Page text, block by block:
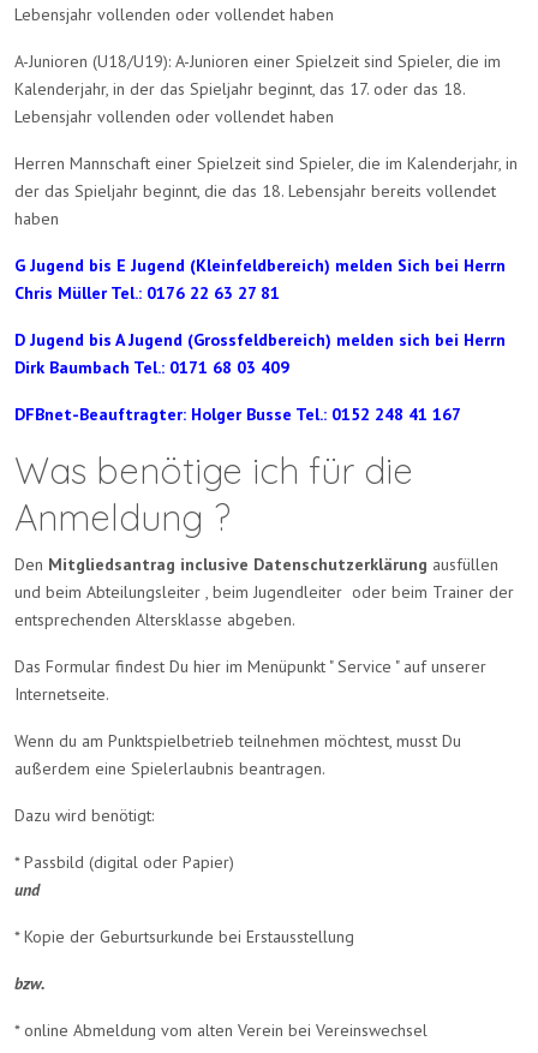
Lebensjahr vollenden oder vollendet haben
A-Junioren (U18/U19): A-Junioren einer Spielzeit sind Spieler, die im
Kalenderjahr, in der das Spieljahr beginnt, das 17. oder das 18.
Lebensjahr vollenden oder vollendet haben
Herren Mannschaft einer Spielzeit sind Spieler, die im Kalenderjahr, in
der das Spieljahr beginnt, die das 18. Lebensjahr bereits vollendet
haben
G Jugend bis E Jugend (Kleinfeldbereich) melden Sich bei Herrn
Chris Müller Tel.: 0176 22 63 27 81
D Jugend bis A Jugend (Grossfeldbereich) melden sich bei Herrn
Dirk Baumbach Tel.: 0171 68 03 409
DFBnet-Beauftragter: Holger Busse Tel.: 0152 248 41 167
Was benötige ich für die
Anmeldung ?
Den Mitgliedsantrag inclusive Datenschutzerklärung ausfüllen
und beim Abteilungsleiter , beim Jugendleiter oder beim Trainer der
entsprechenden Altersklasse abgeben.
Das Formular findest Du hier im Menüpunkt " Service " auf unserer
Internetseite.
Wenn du am Punktspielbetrieb teilnehmen möchtest, musst Du
außerdem eine Spielerlaubnis beantragen.
Dazu wird benötigt:
* Passbild (digital oder Papier)
und
* Kopie der Geburtsurkunde bei Erstausstellung
bzw.
* online Abmeldung vom alten Verein bei Vereinswechsel